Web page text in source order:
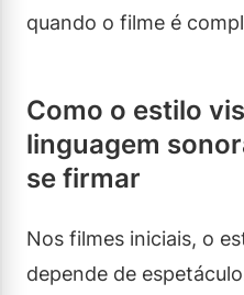
quando o filme é
Como o estilo
linguagem
se firmar
Nos filmes iniciais, o
depende de